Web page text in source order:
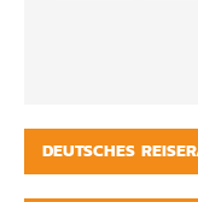
DEUTSCHES